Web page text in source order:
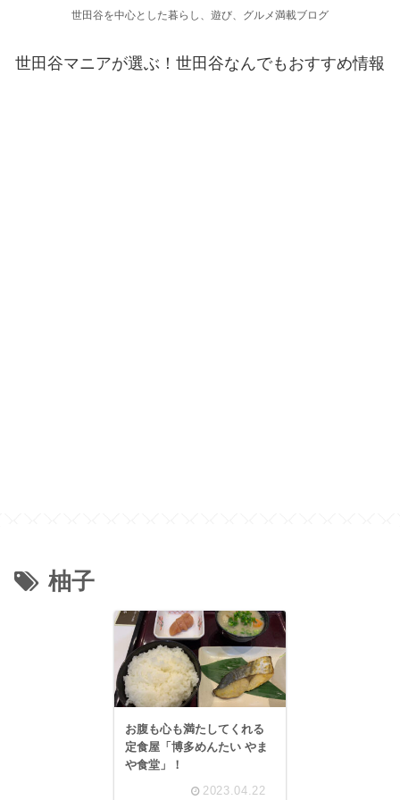
世田谷を中心とした暮らし、遊び、グルメ満載ブログ
世田谷マニアが選ぶ！世田谷なんでもおすすめ情報
柚子
お腹も心も満たしてくれる
定食屋「博多めんたい やま
や食堂」！
2023.04.22